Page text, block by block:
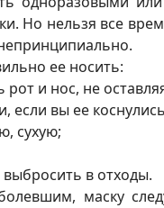
Но нельзя все
ее носить:
и нос, не
если вы ее
сухую;
в отходы.
маску